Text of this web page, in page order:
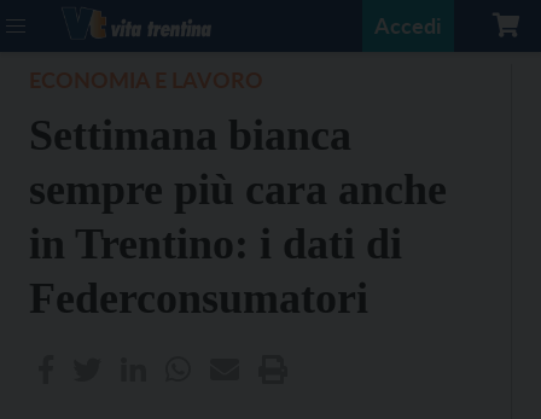
Accedi
Settimana bianca
sempre più cara anche
in Trentino: i dati di
Federconsumatori